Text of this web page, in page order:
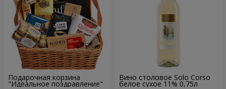
Подарочная корзина
"Идеальное поздравление"
Вино столовое Solo Corso
белое сухое 11% 0,75л